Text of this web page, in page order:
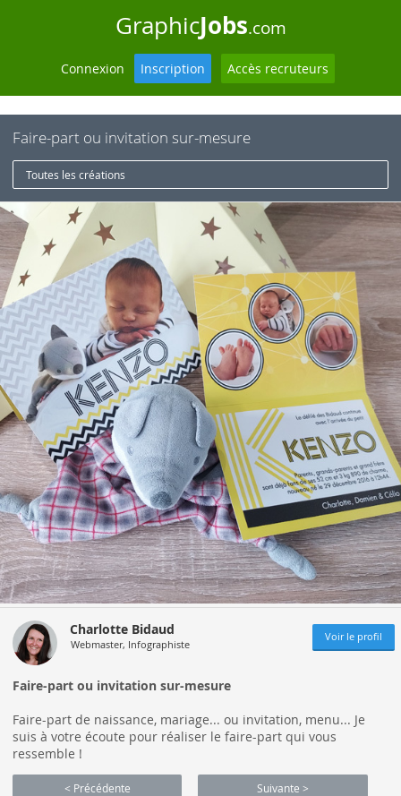
GraphicJobs.com
Connexion Inscription Accès recruteurs
Faire-part ou invitation sur-mesure
Toutes les créations
Charlotte Bidaud
Webmaster, Infographiste
Voir le profil
Faire-part ou invitation sur-mesure
Faire-part de naissance, mariage... ou invitation, menu... Je
suis à votre écoute pour réaliser le faire-part qui vous
ressemble !
< Précédente Suivante >